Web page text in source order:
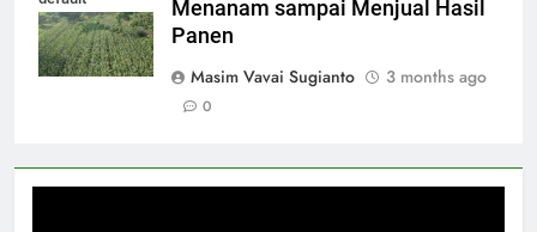
Menanam sampai Menjual Hasil
Panen
Masim Vavai Sugianto
3 months ago
0